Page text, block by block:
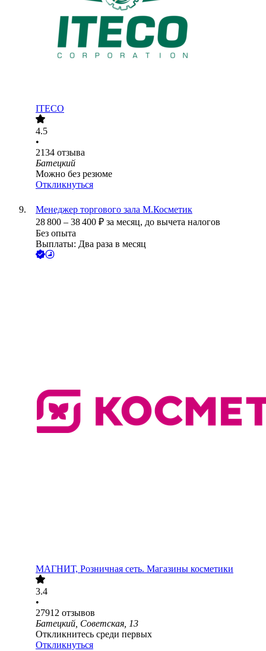
ITECO
4.5
•
2134 отзыва
Батецкий
Можно без резюме
Откликнуться
Менеджер торгового зала М.Косметик
28 800 – 38 400 ₽ за месяц, до вычета налогов
Без опыта
Выплаты: Два раза в месяц
МАГНИТ, Розничная сеть. Магазины косметики
3.4
•
27912 отзывов
Батецкий, Советская, 13
Откликнитесь среди первых
Откликнуться